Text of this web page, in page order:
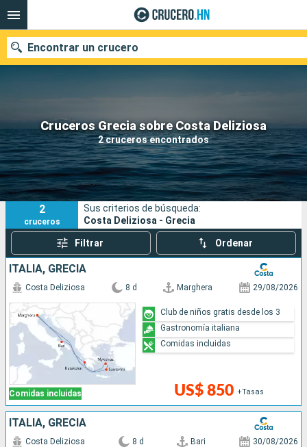
Cruceros Grecia sobre Costa Deliziosa
2 cruceros encontrados
Encontrar un crucero
Nuestros destinos
Fecha de salida
Puertos Compañías
Buscar
2
cruceros
Sus criterios de búsqueda:
Costa Deliziosa - Grecia
Filtrar Ordenar
ITALIA, GRECIA
Comidas incluidas
Costa Deliziosa 8 d Marghera 29/08/2026
US$ 850 +Tasas
Club de niños gratis desde los 3
Gastronomía italiana
Comidas incluidas
ITALIA, GRECIA
Costa Deliziosa 8 d Bari 30/08/2026